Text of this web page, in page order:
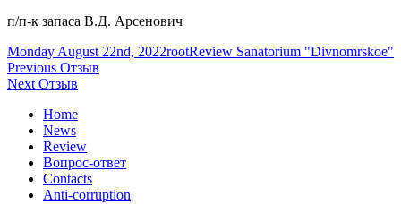
п/п-к запаса В.Д. Арсенович
Posted
on
Monday August 22nd, 2022Author
rootCategories
Review Sanatorium "Divnomrskoe"
Post
navigation
Previous Previous
post:
Отзыв
Next Next
Отзыв
Home
News
Review
Вопрос-ответ
Contacts
Anti-corruption